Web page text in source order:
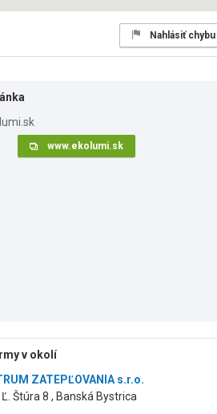
Nahlásiť chybu
www.ekolumi.sk
v okolí
ZATEPĽOVANIA s.r.o.
Ľ. Štúra 8 , Banská Bystrica